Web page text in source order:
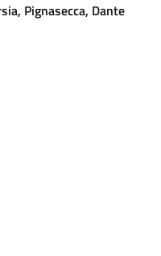
Pignasecca, Dante